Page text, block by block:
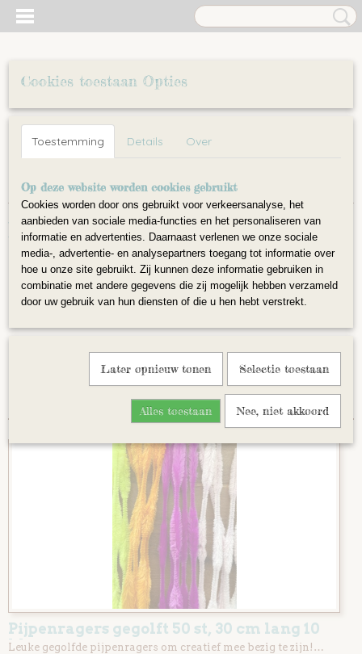
Inloggen Registreren
Home>DIY pakketten>Pijpenragers DIY
DIY pakketten
Pijpenragers DIY
Platvilten DIY pakket (2D)
Sorteer op:
Pijpenragers gegolft 50 st, 30 cm lang 10
kleuren
Leuke gegolfde pijpenragers om creatief mee bezig te zijn!…
Cookies toestaan Opties
Toestemming Details Over
Op deze website worden cookies gebruikt
Cookies worden door ons gebruikt voor verkeersanalyse, het
aanbieden van sociale media-functies en het personaliseren van
informatie en advertenties. Daarnaast verlenen we onze sociale
media-, advertentie- en analysepartners toegang tot informatie over
hoe u onze site gebruikt. Zij kunnen deze informatie gebruiken in
combinatie met andere gegevens die zij mogelijk hebben verzameld
door uw gebruik van hun diensten of die u hen hebt verstrekt.
Later opnieuw tonen Selectie toestaan
Alles toestaan Nee, niet akkoord